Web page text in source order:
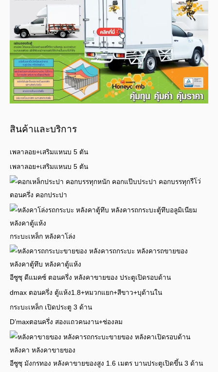
สินค้าและบริการ
เพลาลอย+เสริมแหนบ 5 ตัน
เพลาลอย+เสริมแหนบ 5 ตัน
รีโว่
ตอนครึ่ง คอกประปา
กระบะเหล็ก หลังคาโล่ง
อีซูซุ ดีแมคซ์ ตอนครึ่ง หลังคาขายของ ประตูเปิดรอบด้าน
dmax ตอนครึ่ง ตู้แห้ง1.8+หมวกแยก+สีขาว+บุด้านใน
กระบะเหล็ก เปิดประตู 3 ด้าน
D’maxตอนครึ่ง สองแถวคนงาน+ช่องลม
อีซูซุ มังกรทอง หลังคาขายของสูง 1.6 เมตร บานประตูเปิดขึ้น 3 ด้าน